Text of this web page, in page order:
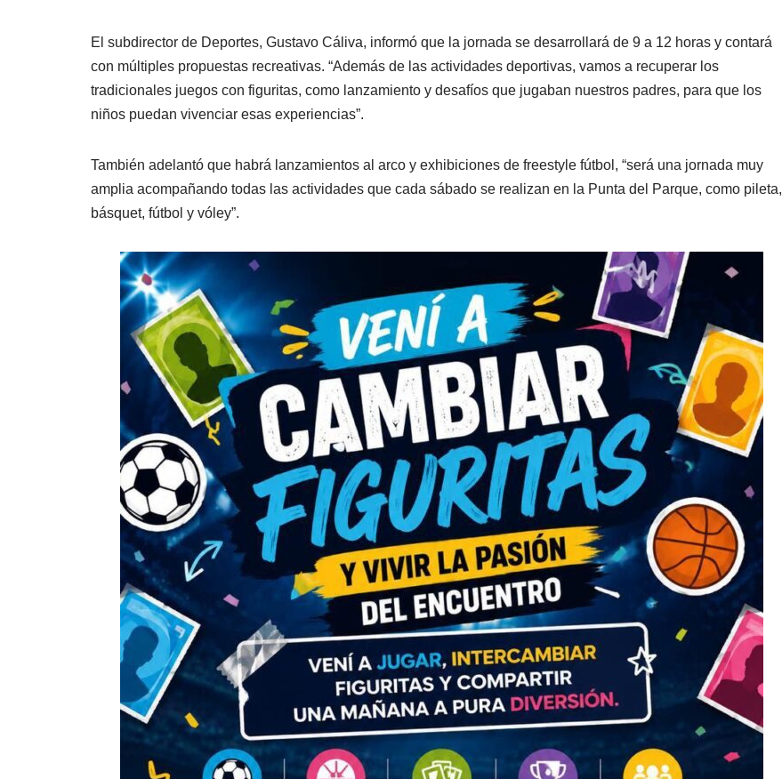
El subdirector de Deportes, Gustavo Cáliva, informó que la jornada se desarrollará de 9 a 12 horas y contará
con múltiples propuestas recreativas. “Además de las actividades deportivas, vamos a recuperar los
tradicionales juegos con figuritas, como lanzamiento y desafíos que jugaban nuestros padres, para que los
niños puedan vivenciar esas experiencias”.
También adelantó que habrá lanzamientos al arco y exhibiciones de freestyle fútbol, “será una jornada muy
amplia acompañando todas las actividades que cada sábado se realizan en la Punta del Parque, como pileta,
básquet, fútbol y vóley”.